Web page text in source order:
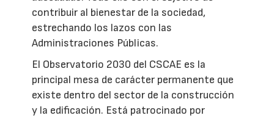
contribuir al bienestar de la sociedad,
estrechando los lazos con las
Administraciones Públicas.
El Observatorio 2030 del CSCAE es la
principal mesa de carácter permanente que
existe dentro del sector de la construcción
y la edificación. Está patrocinado por